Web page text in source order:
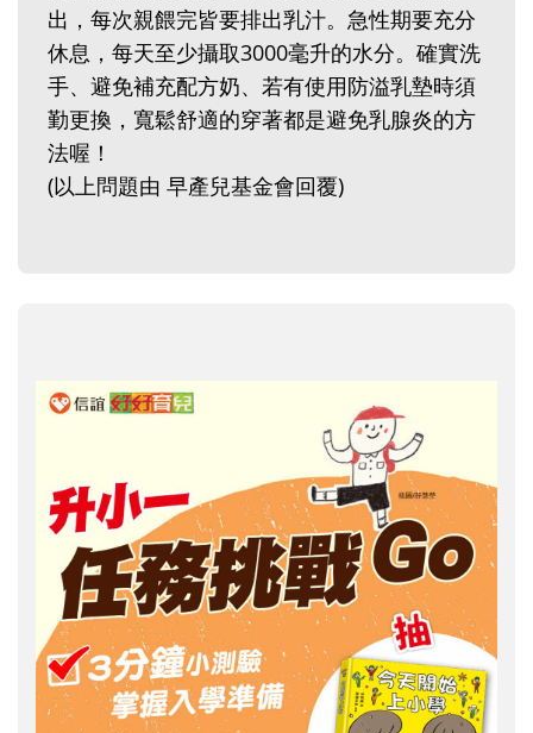
出，每次親餵完皆要排出乳汁。急性期要充分
休息，每天至少攝取3000毫升的水分。確實洗
手、避免補充配方奶、若有使用防溢乳墊時須
勤更換，寬鬆舒適的穿著都是避免乳腺炎的方
法喔！
(以上問題由 早產兒基金會回覆)